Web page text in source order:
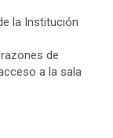
la Institución
de
a la sala